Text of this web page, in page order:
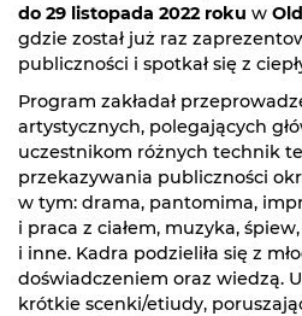
do 29 listopada 2022 roku w
gdzie został już raz
publiczności i spotkał się z
Program zakładał
artystycznych, polegających
uczestnikom różnych technik
przekazywania publiczności
w tym: drama, pantomima,
i praca z ciałem, muzyka,
i inne. Kadra podzieliła się z
doświadczeniem oraz wiedzą.
krótkie scenki/etiudy,